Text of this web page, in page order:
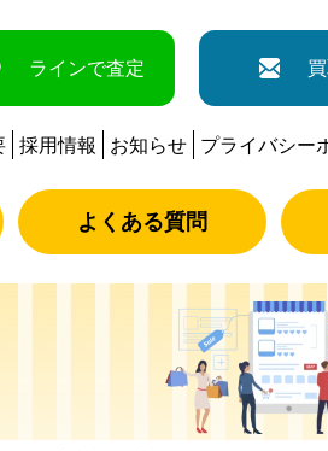
ラインで査定
採用情報 お知らせ プライバシー
よくある質問